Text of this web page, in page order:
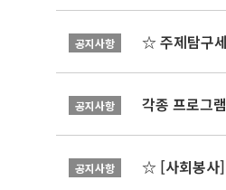
공지사항 ☆ 주제탐구
공지사항 각종 프로그
공지사항 ☆ [사회봉사]